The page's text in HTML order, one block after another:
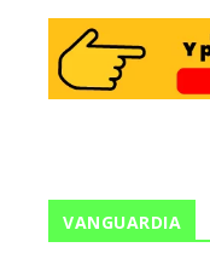
VANGUARDIA